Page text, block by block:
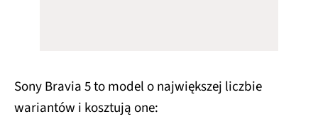
Sony Bravia 5 to model o największej liczbie
wariantów i kosztują one: